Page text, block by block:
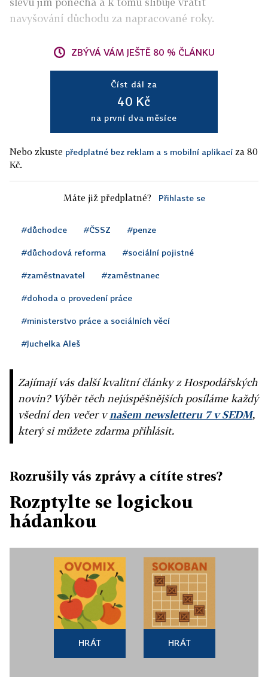
navyšování důchodu za napracované roky.
ZBÝVÁ VÁM JEŠTĚ 80 % ČLÁNKU
Číst dál za
40 Kč
na první dva měsíce
Nebo zkuste předplatné bez reklam a s mobilní aplikací za 80
Kč.
Máte již předplatné? Přihlaste se
#důchodce #ČSSZ #penze
#důchodová reforma #sociální pojistné
#zaměstnavatel #zaměstnanec
#dohoda o provedení práce
#ministerstvo práce a sociálních věcí
#Juchelka Aleš
Zajímají vás další kvalitní články z Hospodářských
novin? Výběr těch nejúspěšnějších posíláme každý
všední den večer vnašem newsletteru 7 v SEDM,
který si můžete zdarma přihlásit.
Rozrušily vás zprávy a cítíte stres?
Rozptylte se logickou
hádankou
HRÁT HRÁT